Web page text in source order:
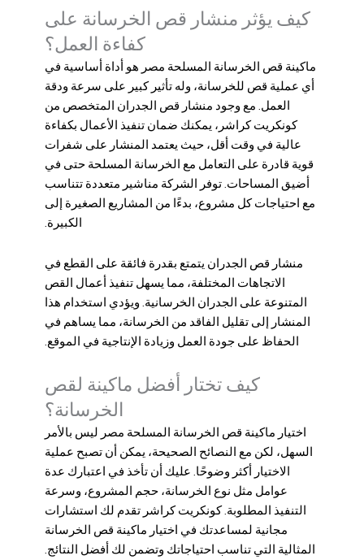
كيف يؤثر منشار قص الخرسانة على
كفاءة العمل؟
ماكینة قص الخرسانة المسلحة مصر هو أداة أساسية في
أي عملية قص للخرسانة، وله تأثير كبير على سرعة ودقة
العمل. مع وجود منشار قص الجدران المتخصص من
كونكريت كراشر، يمكنك ضمان تنفيذ الأعمال بكفاءة
عالية في وقت أقل، حيث يعتمد المنشار على شفرات
قوية قادرة على التعامل مع الخرسانة المسلحة حتى في
أضيق المساحات. توفر الشركة مناشير متعددة تتناسب
مع احتياجات كل مشروع، بدءًا من المشاريع الصغيرة إلى
الكبيرة.
منشار قص الجدران يتمتع بقدرة فائقة على القطع في
الاتجاهات المختلفة، مما يسهل تنفيذ أعمال القص
المتنوعة على الجدران الخرسانية. ويؤدي استخدام هذا
المنشار إلى تقليل الفاقد من الخرسانة، مما يساهم في
الحفاظ على جودة العمل وزيادة الإنتاجية في الموقع.
كيف تختار أفضل ماكينة لقص
الخرسانة؟
اختيار ماكینة قص الخرسانة المسلحة مصر ليس بالأمر
السهل، لكن مع النصائح الصحيحة، يمكن أن تصبح عملية
الاختيار أكثر وضوحًا. عليك أن تأخذ في اعتبارك عدة
عوامل مثل نوع الخرسانة، حجم المشروع، وسرعة
التنفيذ المطلوبة. كونكريت كراشر تقدم لك استشارات
مجانية لمساعدتك في اختيار ماكينة قص الخرسانة
المثالية التي تناسب احتياجاتك وتضمن لك أفضل النتائج.